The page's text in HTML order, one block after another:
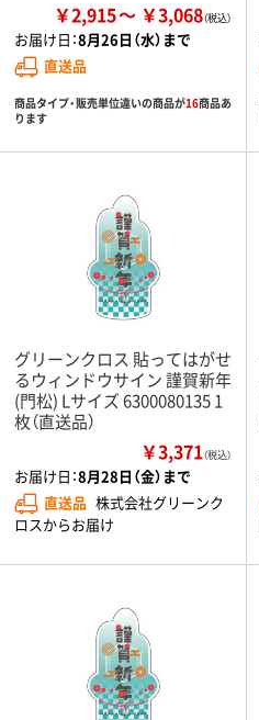
￥2,915 ￥3,068
お届け日：8月26日（水）まで
直送品
商品タイプ・販売単位違いの商品が16商品あ
ります
グリーンクロス 貼ってはがせ
るウィンドウサイン 謹賀新年
(門松) Lサイズ 6300080135 1
枚（直送品）
￥3,371（税込）
お届け日：8月28日（金）まで
直送品 株式会社グリーンク
ロスからお届け